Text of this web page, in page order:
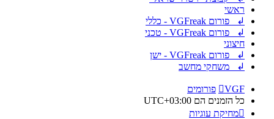
ראשי
↲ פורום VGFreak - כללי
↲ פורום VGFreak - טכני
חיצוני
↲ פורום VGFreak - ישן
↲ משחקי מחשב
VGF
פורומים
כל הזמנים הם UTC+03:00
מחיקת עוגיות